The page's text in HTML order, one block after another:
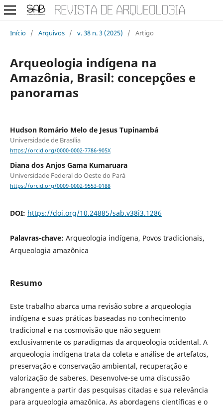
Início / Arquivos / v. 38 n. 3 (2025) / Artigo
Arqueologia indígena na
Amazônia, Brasil: concepções e
panoramas
Hudson Romário Melo de Jesus Tupinambá
Universidade de Brasília
https://orcid.org/0000-0002-7786-905X
Diana dos Anjos Gama Kumaruara
Universidade Federal do Oeste do Pará
https://orcid.org/0009-0002-9553-0188
DOI: https://doi.org/10.24885/sab.v38i3.1286
Palavras-chave: Arqueologia indígena, Povos tradicionais,
Arqueologia amazônica
Resumo
Este trabalho abarca uma revisão sobre a arqueologia
indígena e suas práticas baseadas no conhecimento
tradicional e na cosmovisão que não seguem
exclusivamente os paradigmas da arqueologia ocidental. A
arqueologia indígena trata da coleta e análise de artefatos,
preservação e conservação ambiental, recuperação e
valorização de saberes. Desenvolve-se uma discussão
abrangente a partir das pesquisas citadas e sua relevância
para arqueologia amazônica. As abordagens científicas e o